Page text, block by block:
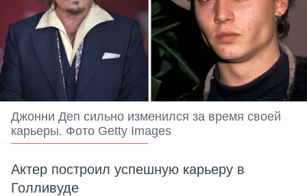
Джонни Деп сильно изменился за время своей
карьеры. Фото Getty Images
Актер построил успешную карьеру в
Голливуде